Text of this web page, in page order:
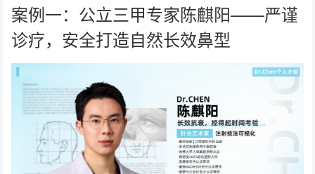
案例一：公立三甲专家陈麒阳——严谨
诊疗，安全打造自然长效鼻型